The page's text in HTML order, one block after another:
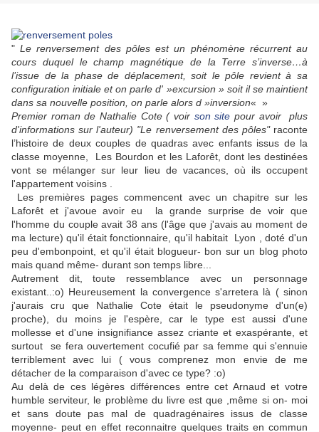
"Le renversement des pôles est un phénomène récurrent au
cours duquel le champ magnétique de la Terre s’inverse…à
l’issue de la phase de déplacement, soit le pôle revient à sa
configuration initiale et on parle d' »excursion » soit il se maintient
dans sa nouvelle position, on parle alors d »inversion« »
Premier roman de Nathalie Cote ( voir son site pour avoir plus
d'informations sur l'auteur) "Le renversement des pôles"raconte
l’histoire de deux couples de quadras avec enfants issus de la
classe moyenne, Les Bourdon et les Laforêt, dont les destinées
vont se mélanger sur leur lieu de vacances, où ils occupent
l'appartement voisins .
Les premières pages commencent avec un chapitre sur les
Laforêt et j'avoue avoir eu la grande surprise de voir que
l'homme du couple avait 38 ans (l'âge que j'avais au moment de
ma lecture) qu'il était fonctionnaire, qu'il habitait Lyon , doté d'un
peu d'embonpoint, et qu'il était blogueur- bon sur un blog photo
mais quand même- durant son temps libre...
Autrement dit, toute ressemblance avec un personnage
existant..:o) Heureusement la convergence s'arretera là ( sinon
j'aurais cru que Nathalie Cote était le pseudonyme d'un(e)
proche), du moins je l'espère, car le type est aussi d'une
mollesse et d'une insignifiance assez criante et exaspérante, et
surtout se fera ouvertement cocufié par sa femme qui s'ennuie
terriblement avec lui ( vous comprenez mon envie de me
détacher de la comparaison d'avec ce type? :o)
Au delà de ces légères différences entre cet Arnaud et votre
humble serviteur, le problème du livre est que ,même si on- moi
et sans doute pas mal de quadragénaires issus de classe
moyenne- peut en effet reconnaitre quelques traits en commun